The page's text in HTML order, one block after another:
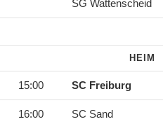
SG Wattenscheid
HEIM
15:00 SC Freiburg
16:00 SC Sand